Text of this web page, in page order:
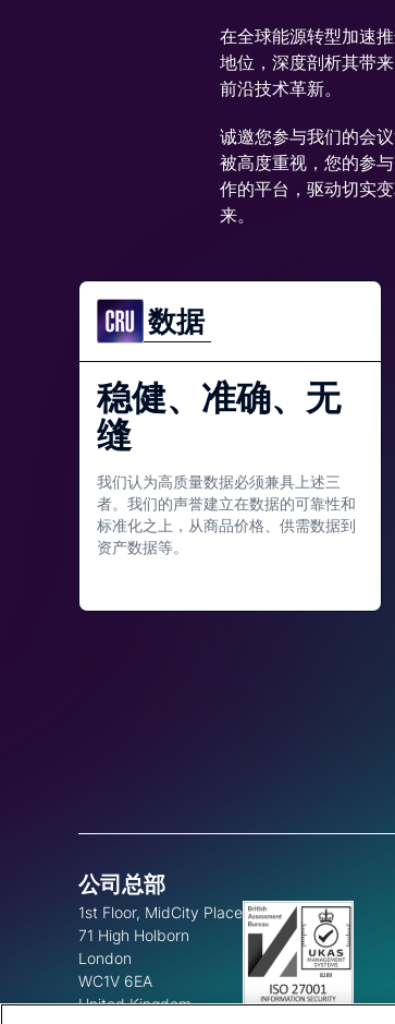
在全球能源转型加速
地位，深度剖析其带
前沿技术革新。
诚邀您参与我们的会
被高度重视，您的参
作的平台，驱动切实
来。
数据
稳健、准确、无
缝
我们认为高质量数据必须兼具上述三
者。我们的声誉建立在数据的可靠性和
标准化之上，从商品价格、供需数据到
资产数据等。
公司总部
1st Floor, MidCity Place
71 High Holborn
London
WC1V 6EA
United Kingdom